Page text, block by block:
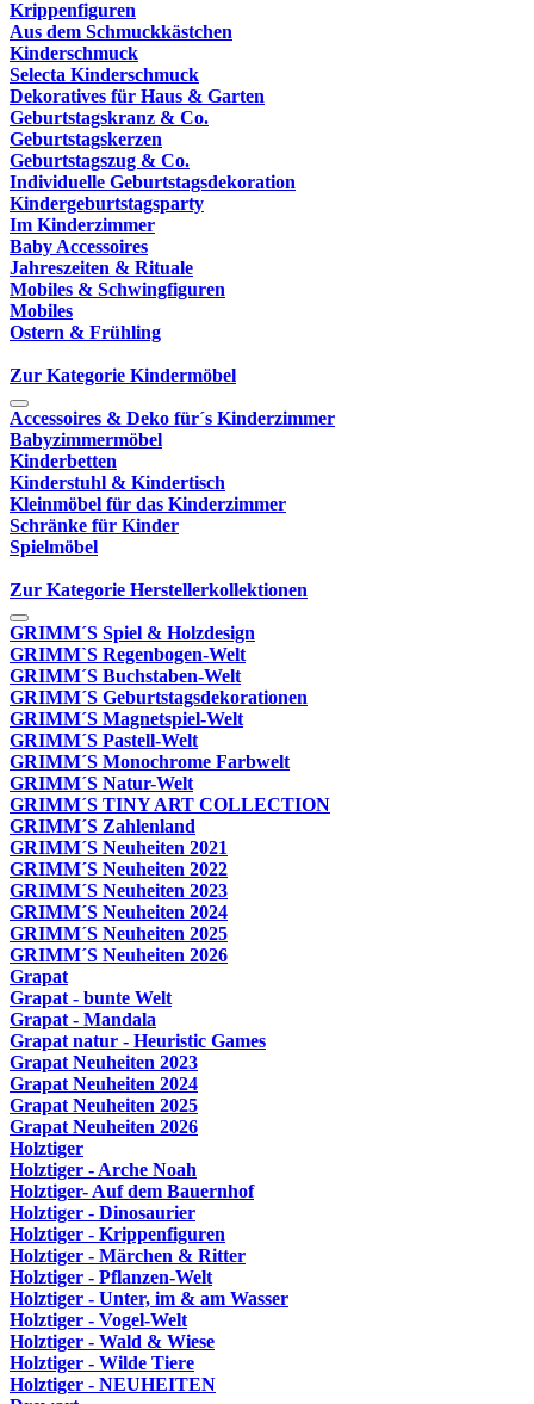
Krippenfiguren
Aus dem Schmuckkästchen
Kinderschmuck
Selecta Kinderschmuck
Dekoratives für Haus & Garten
Geburtstagskranz & Co.
Geburtstagskerzen
Geburtstagszug & Co.
Individuelle Geburtstagsdekoration
Kindergeburtstagsparty
Im Kinderzimmer
Baby Accessoires
Jahreszeiten & Rituale
Mobiles & Schwingfiguren
Mobiles
Ostern & Frühling
Zur Kategorie Kindermöbel
Accessoires & Deko für´s Kinderzimmer
Babyzimmermöbel
Kinderbetten
Kinderstuhl & Kindertisch
Kleinmöbel für das Kinderzimmer
Schränke für Kinder
Spielmöbel
Zur Kategorie Herstellerkollektionen
GRIMM´S Spiel & Holzdesign
GRIMM`S Regenbogen-Welt
GRIMM´S Buchstaben-Welt
GRIMM´S Geburtstagsdekorationen
GRIMM´S Magnetspiel-Welt
GRIMM´S Pastell-Welt
GRIMM´S Monochrome Farbwelt
GRIMM´S Natur-Welt
GRIMM´S TINY ART COLLECTION
GRIMM´S Zahlenland
GRIMM´S Neuheiten 2021
GRIMM´S Neuheiten 2022
GRIMM´S Neuheiten 2023
GRIMM´S Neuheiten 2024
GRIMM´S Neuheiten 2025
GRIMM´S Neuheiten 2026
Grapat
Grapat - bunte Welt
Grapat - Mandala
Grapat natur - Heuristic Games
Grapat Neuheiten 2023
Grapat Neuheiten 2024
Grapat Neuheiten 2025
Grapat Neuheiten 2026
Holztiger
Holztiger - Arche Noah
Holztiger- Auf dem Bauernhof
Holztiger - Dinosaurier
Holztiger - Krippenfiguren
Holztiger - Märchen & Ritter
Holztiger - Pflanzen-Welt
Holztiger - Unter, im & am Wasser
Holztiger - Vogel-Welt
Holztiger - Wald & Wiese
Holztiger - Wilde Tiere
Holztiger - NEUHEITEN